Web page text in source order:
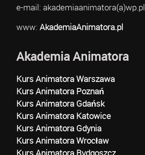
e-mail: akademiaanimatora(a)wp.pl
www: AkademiaAnimatora.pl
Akademia Animatora
Kurs Animatora Warszawa
Kurs Animatora Poznań
Kurs Animatora Gdańsk
Kurs Animatora Katowice
Kurs Animatora Gdynia
Kurs Animatora Wrocław
Kurs Animatora Bydgoszcz